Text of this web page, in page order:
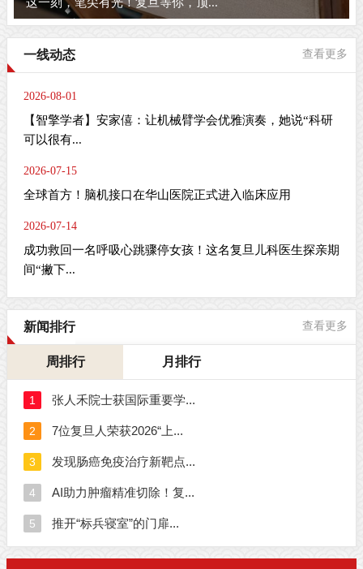
一线动态 查看更多
2026-08-01
【智擎学者】安家僖：让机械臂学会优雅演奏，她说“科研
可以很有...
2026-07-15
全球首方！脑机接口在华山医院正式进入临床应用
2026-07-14
成功救回一名呼吸心跳骤停女孩！这名复旦儿科医生探亲期
间“撇下...
新闻排行 查看更多
周排行 月排行